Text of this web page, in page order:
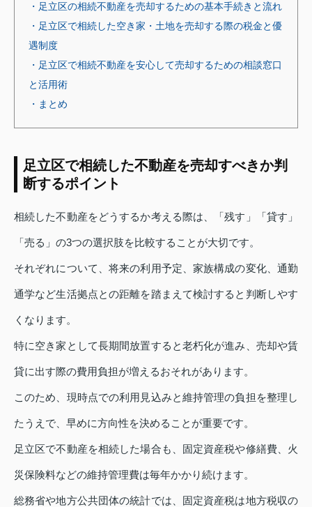
・足立区の相続不動産を売却するための基本手続きと流れ
・足立区で相続した空き家・土地を売却する際の税金と優
遇制度
・足立区で相続不動産を安心して売却するための相談窓口
と活用術
・まとめ
足立区で相続した不動産を売却すべきか判
断するポイント
相続した不動産をどうするか考える際は、「残す」「貸す」
「売る」の3つの選択肢を比較することが大切です。
それぞれについて、将来の利用予定、家族構成の変化、通勤
通学など生活拠点との距離を踏まえて検討すると判断しやす
くなります。
特に空き家として長期間放置すると老朽化が進み、売却や賃
貸に出す際の費用負担が増えるおそれがあります。
このため、現時点での利用見込みと維持管理の負担を整理し
たうえで、早めに方向性を決めることが重要です。
足立区で不動産を相続した場合も、固定資産税や修繕費、火
災保険料などの維持管理費は毎年かかり続けます。
総務省や地方公共団体の統計では、固定資産税は地方税収の